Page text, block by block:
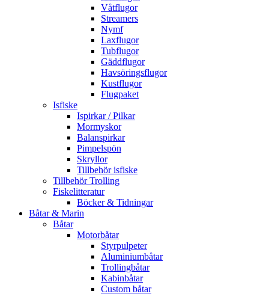
Våtflugor
Streamers
Nymf
Laxflugor
Tubflugor
Gäddflugor
Havsöringsflugor
Kustflugor
Flugpaket
Isfiske
Ispirkar / Pilkar
Mormyskor
Balanspirkar
Pimpelspön
Skryllor
Tillbehör isfiske
Tillbehör Trolling
Fiskelitteratur
Böcker & Tidningar
Båtar & Marin
Båtar
Motorbåtar
Styrpulpeter
Aluminiumbåtar
Trollingbåtar
Kabinbåtar
Custom båtar